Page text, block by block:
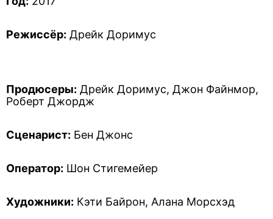
Режиссёр: Дрейк Доримус
Продюсеры: Дрейк Доримус, Джон Файнмор,
Роберт Джордж
Сценарист: Бен Джонс
Оператор: Шон Стигемейер
Художники: Кэти Байрон, Алана Морсхэд